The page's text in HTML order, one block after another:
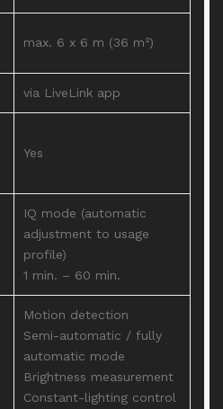
max. 6 x 6 m (36 m²)
via LiveLink app
Yes
IQ mode (automatic
adjustment to usage
profile)
1 min. – 60 min.
Motion detection
Semi-automatic / fully
automatic mode
Brightness measurement
Constant-lighting control